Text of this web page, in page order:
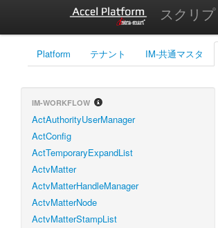
スクリ
Platform テナント IM-共通マスタ
IM-WORKFLOW
ActAuthorityUserManager
ActConfig
ActTemporaryExpandList
ActvMatter
ActvMatterHandleManager
ActvMatterNode
ActvMatterStampList